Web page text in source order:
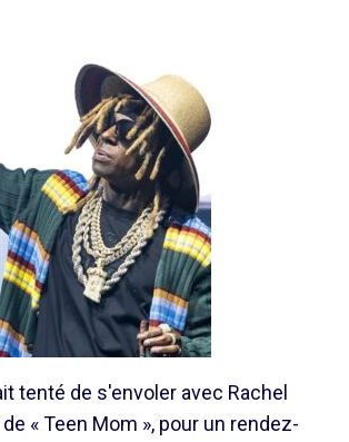
tenté de s'envoler avec Rachel
« Teen Mom », pour un rendez-